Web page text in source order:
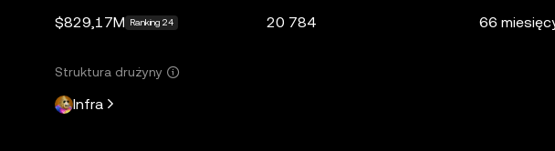
$829,17M Ranking 24 20 784 66
Struktura drużyny
Infra